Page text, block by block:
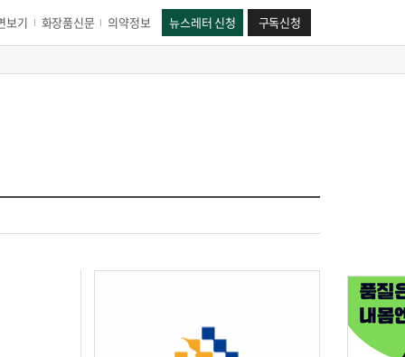
보기 화장품신문 의약정보 뉴스레터 신청 구독신청